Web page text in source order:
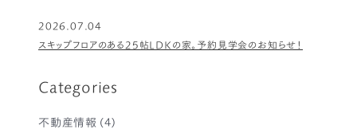
2026.07.04
スキップフロアのある25帖LDKの家。予約見学会のお知らせ！
Categories
不動産情報 (4)